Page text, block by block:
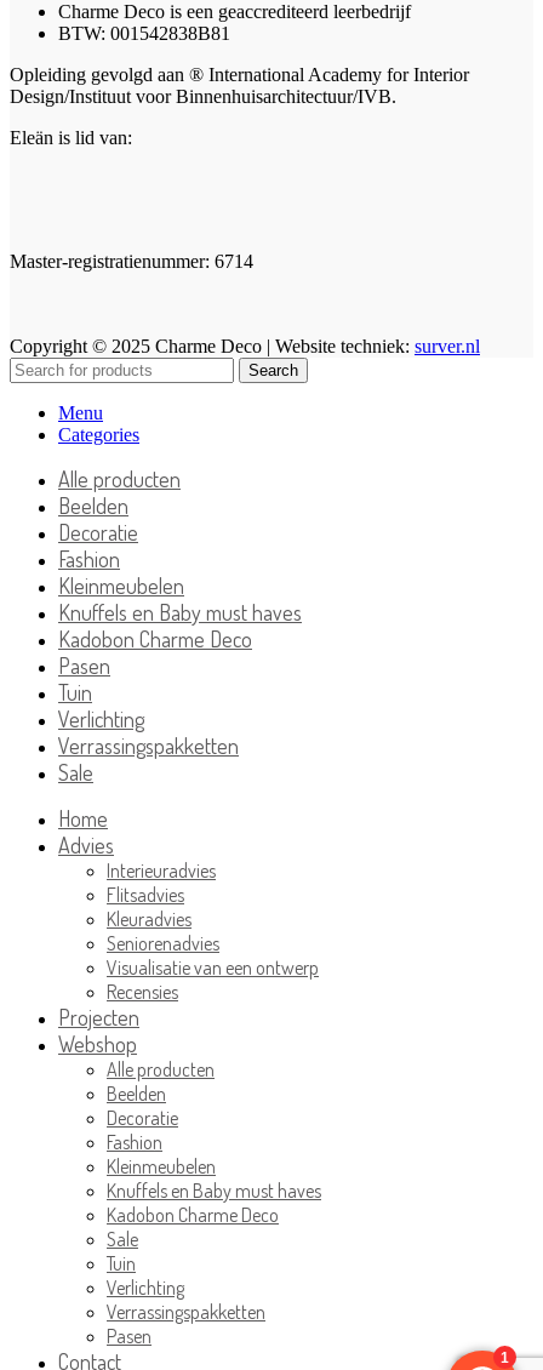
Charme Deco is een geaccrediteerd leerbedrijf
BTW: 001542838B81
Opleiding gevolgd aan ® International Academy for Interior
Design/Instituut voor Binnenhuisarchitectuur/IVB.
Eleän is lid van:
Master-registratienummer: 6714
Copyright © 2025 Charme Deco | Website techniek: surver.nl
Search
Menu
Categories
Alle producten
Beelden
Decoratie
Fashion
Kleinmeubelen
Knuffels en Baby must haves
Kadobon Charme Deco
Pasen
Tuin
Verlichting
Verrassingspakketten
Sale
Home
Advies
Interieuradvies
Flitsadvies
Kleuradvies
Seniorenadvies
Visualisatie van een ontwerp
Recensies
Projecten
Webshop
Alle producten
Beelden
Decoratie
Fashion
Kleinmeubelen
Knuffels en Baby must haves
Kadobon Charme Deco
Sale
Tuin
Verlichting
Verrassingspakketten
Pasen
Contact